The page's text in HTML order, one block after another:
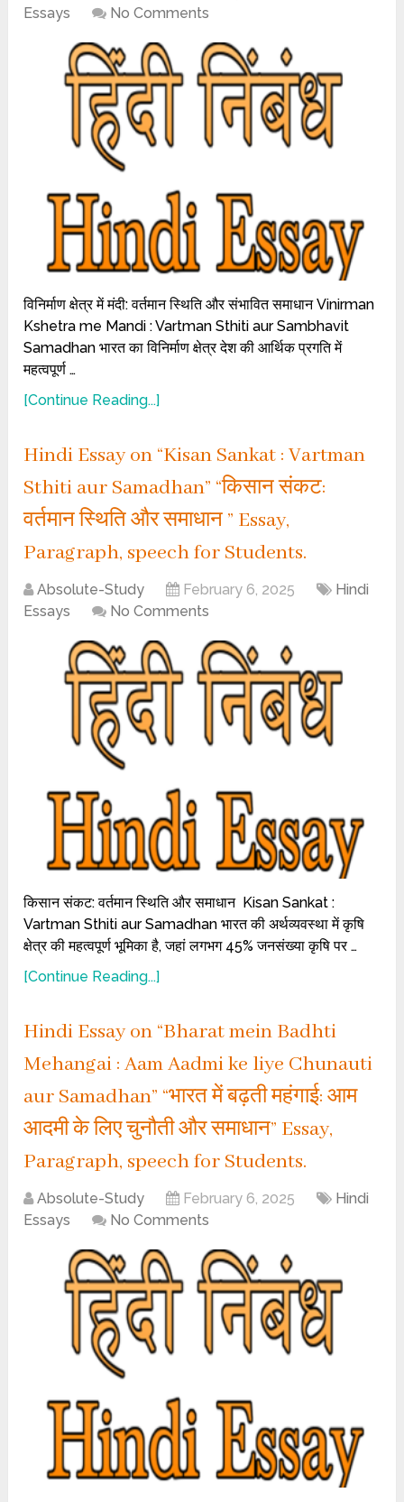
Essays
No Comments
विनिर्माण क्षेत्र में मंदी: वर्तमान स्थिति और संभावित समाधान Vinirman
Kshetra me Mandi : Vartman Sthiti aur Sambhavit
Samadhan भारत का विनिर्माण क्षेत्र देश की आर्थिक प्रगति में
महत्वपूर्ण …
[Continue Reading...]
Hindi Essay on “Kisan Sankat : Vartman
Sthiti aur Samadhan” “किसान संकट:
वर्तमान स्थिति और समाधान ” Essay,
Paragraph, speech for Students.
Absolute-Study February 6, 2025
Hindi
Essays
No Comments
किसान संकट: वर्तमान स्थिति और समाधान Kisan Sankat :
Vartman Sthiti aur Samadhan भारत की अर्थव्यवस्था में कृषि
क्षेत्र की महत्वपूर्ण भूमिका है, जहां लगभग 45% जनसंख्या कृषि पर …
[Continue Reading...]
Hindi Essay on “Bharat mein Badhti
Mehangai : Aam Aadmi ke liye Chunauti
aur Samadhan” “भारत में बढ़ती महंगाई: आम
आदमी के लिए चुनौती और समाधान” Essay,
Paragraph, speech for Students.
Absolute-Study February 6, 2025
Hindi
Essays
No Comments